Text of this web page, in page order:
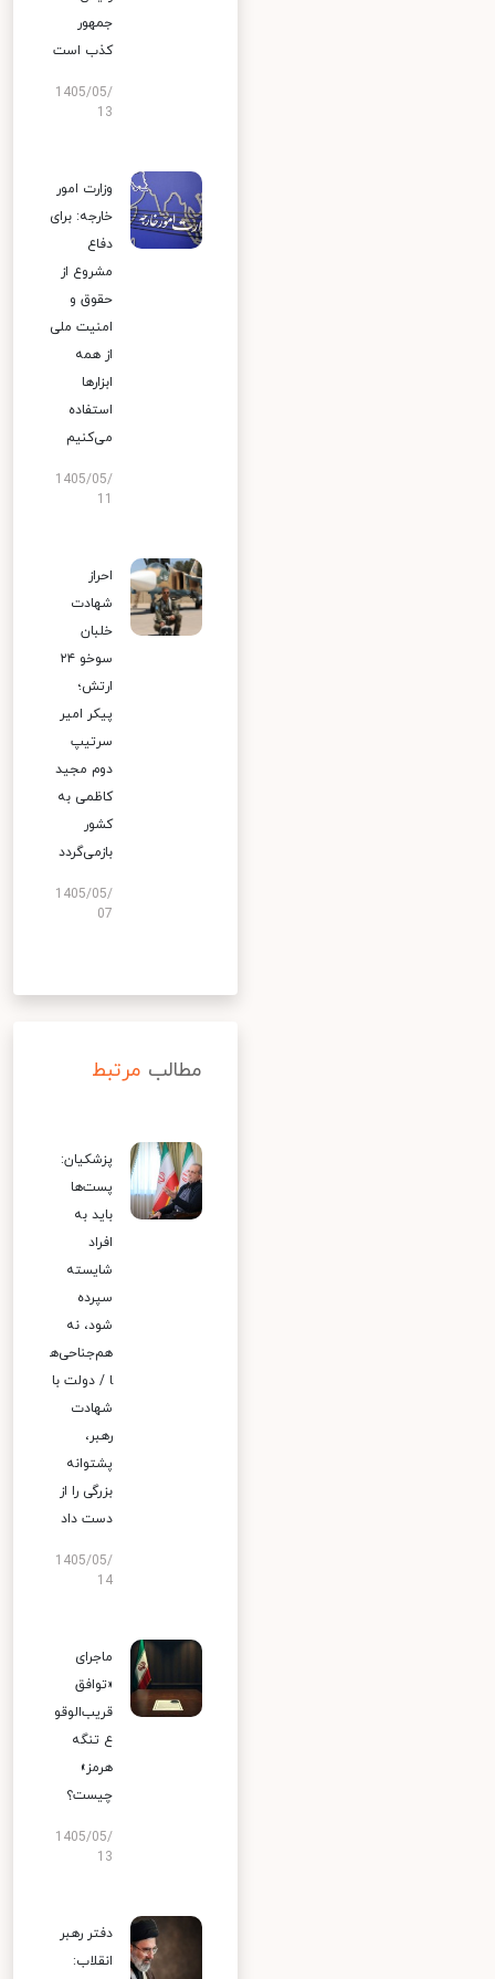
جمهور
کذب است
1405/05/
13
وزارت امور
خارجه: برای
دفاع
مشروع از
حقوق و
امنیت ملی
از همه
ابزارها
استفاده
می‌کنیم
1405/05/
احراز
شهادت
خلبان
سوخو ۲۴
ارتش؛
پیکر امیر
سرتیپ
دوم مجید
کاظمی به
کشور
بازمی‌گردد
1405/05/
07
مطالب مرتبط
پزشکیان:
پست‌ها
باید به
افراد
شایسته
سپرده
شود، نه
هم‌جناحی‌ه
ا / دولت با
شهادت
رهبر،
پشتوانه
بزرگی را از
دست داد
1405/05/
14
ماجرای
«توافق
قریب‌الوقو
ع تنگه
هرمز»
چیست؟
1405/05/
13
دفتر رهبر
انقلاب: